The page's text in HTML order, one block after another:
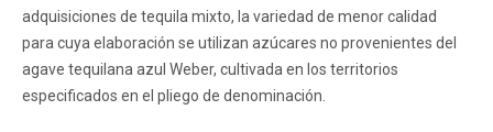
adquisiciones de tequila mixto, la variedad de menor calidad
para cuya elaboración se utilizan azúcares no provenientes del
agave tequilana azul Weber, cultivada en los territorios
especificados en el pliego de denominación.